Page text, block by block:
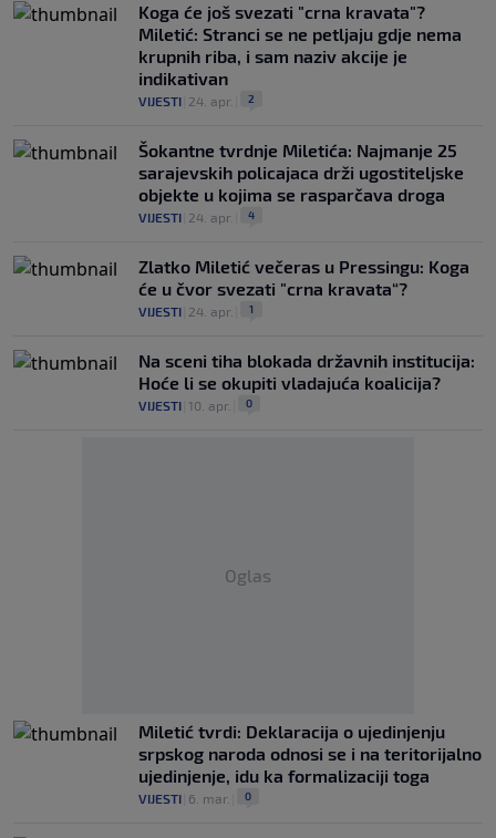
Koga će još svezati "crna kravata"?
Miletić: Stranci se ne petljaju gdje nema
krupnih riba, i sam naziv akcije je
indikativan
VIJESTI 24. apr. 2
Šokantne tvrdnje Miletića: Najmanje 25
sarajevskih policajaca drži ugostiteljske
objekte u kojima se rasparčava droga
VIJESTI 24. apr. 4
Zlatko Miletić večeras u Pressingu: Koga
će u čvor svezati "crna kravata“?
VIJESTI 24. apr. 1
Na sceni tiha blokada državnih institucija:
Hoće li se okupiti vladajuća koalicija?
VIJESTI 10. apr. 0
Oglas
Miletić tvrdi: Deklaracija o ujedinjenju
srpskog naroda odnosi se i na teritorijalno
ujedinjenje, idu ka formalizaciji toga
VIJESTI 6. mar. 0